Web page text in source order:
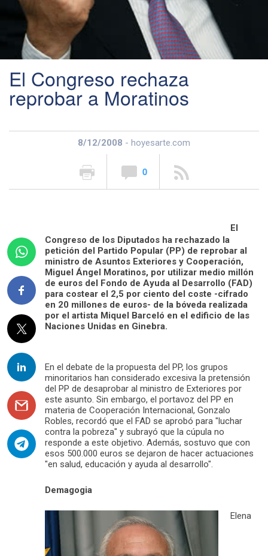
El Congreso rechaza
reprobar a Moratinos
8/12/2008 - hoyesarte.com
0
El
Congreso de los Diputados ha rechazado la
petición del Partido Popular (PP) de reprobar al
ministro de Asuntos Exteriores y Cooperación,
Miguel Ángel Moratinos, por utilizar medio millón
de euros del Fondo de Ayuda al Desarrollo (FAD)
para costear el 2,5 por ciento del coste -cifrado
en 20 millones de euros- de la bóveda realizada
por el artista Miquel Barceló en el edificio de las
Naciones Unidas en Ginebra.
En el debate de la propuesta del PP, los grupos
minoritarios han considerado excesiva la pretensión
del PP de desaprobar al ministro de Exteriores por
este asunto. Sin embargo, el portavoz del PP en
materia de Cooperación Internacional, Gonzalo
Robles, recordó que el FAD se aprobó para "luchar
contra la pobreza" y subrayó que la cúpula no
responde a este objetivo. Además, sostuvo que con
esos 500.000 euros se dejaron de hacer actuaciones
"en salud, educación y ayuda al desarrollo".
Demagogia
Elena